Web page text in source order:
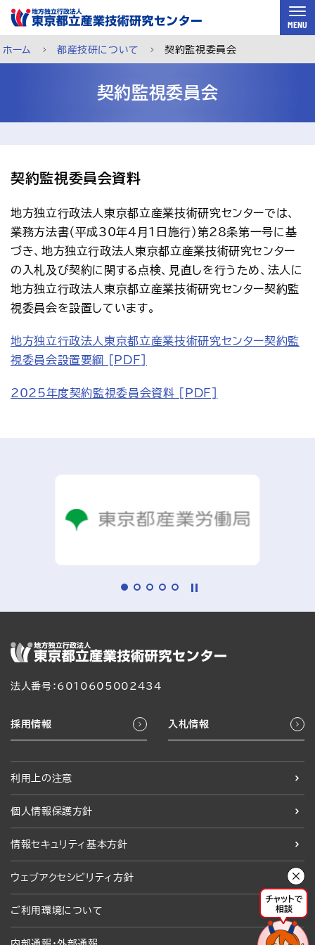
スキップして本文へ
MENU
チャットで相談 ご利用案内 メルマガ登録
プレスリリース
ホーム 都産技研について 契約監視委員会
契約監視委員会
契約監視委員会資料
地方独立行政法人東京都立産業技術研究センターでは、
業務方法書（平成30年4月1日施行）第28条第一号に基
づき、地方独立行政法人東京都立産業技術研究センター
の入札及び契約に関する点検、見直しを行うため、法人に
地方独立行政法人東京都立産業技術研究センター契約監
視委員会を設置しています。
地方独立行政法人東京都立産業技術研究センター契約監
視委員会設置要綱 [PDF]
2025年度契約監視委員会資料 [PDF]
法人番号：6010605002434
採用情報 入札情報
利用上の注意
個人情報保護方針
情報セキュリティ基本方針
ウェブアクセシビリティ方針
ご利用環境について